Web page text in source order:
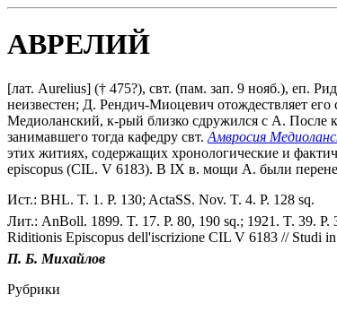
АВРЕЛИЙ
[лат. Aurelius] († 475?), свт. (пам. зап. 9 нояб.), еп.
неизвестен; Д. Рендич-Миоцевич отождествляет
Медиоланский, к-рый близко сдружился с А. После
занимавшего тогда кафедру свт. Амвросия
этих житиях, содержащих хронологические и
episcopus (CIL. V 6183). В IX в. мощи А. были
Ист.: BHL. T. 1. P. 130; ActaSS. Nov. T. 4. P. 128 sq.
Лит.: AnBoll. 1899. T. 17. P. 80, 190 sq.; 1921. T. 39. P.
Riditionis Episcopus dell'iscrizione CIL V 6183 // Studi
П. Б. Михайлов
Рубрики